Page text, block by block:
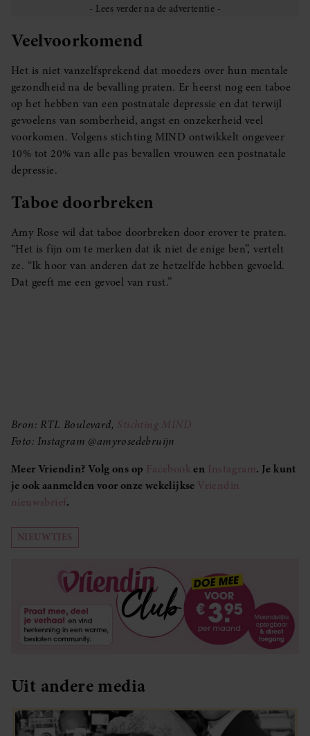
Veelvoorkomend
Het is niet vanzelfsprekend dat moeders over hun mentale
gezondheid na de bevalling praten. Er heerst nog een taboe
op het hebben van een postnatale depressie en dat terwijl
gevoelens van somberheid, angst en onzekerheid veel
voorkomen. Volgens stichting MIND ontwikkelt ongeveer
10% tot 20% van alle pas bevallen vrouwen een postnatale
depressie.
Taboe doorbreken
Amy Rose wil dat taboe doorbreken door erover te praten.
“Het is fijn om te merken dat ik niet de enige ben”, vertelt
ze. “Ik hoor van anderen dat ze hetzelfde hebben gevoeld.
Dat geeft me een gevoel van rust.”
Bron: RTL Boulevard, Stichting MIND
Foto: Instagram @amyrosedebruijn
Meer Vriendin? Volg ons op Facebooken Instagram. Je kunt
je ook aanmelden voor onze wekelijkse Vriendin
nieuwsbrief.
NIEUWTJES
Uit andere media